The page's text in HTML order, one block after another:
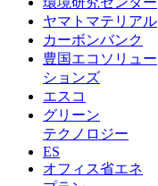
ヤマトマテリアル
カーボンバンク
豊国エコソリュー
ションズ
エスコ
グリーン
テクノロジー
ES
オフィス省エネ